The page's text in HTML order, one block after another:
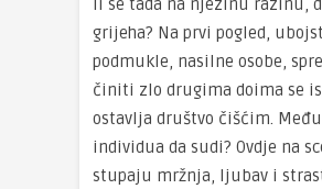
li se tada na njezinu razinu,
grijeha? Na prvi pogled,
podmukle, nasilne osobe,
činiti zlo drugima doima se
ostavlja društvo čišćim.
individua da sudi? Ovdje na
stupaju mržnja, ljubav i